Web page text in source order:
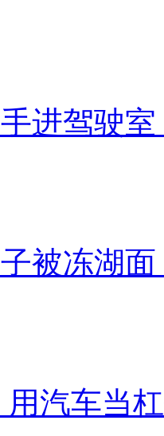
进驾驶
被冻湖
汽车当